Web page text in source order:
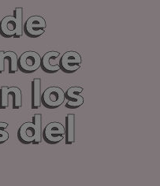
los
del